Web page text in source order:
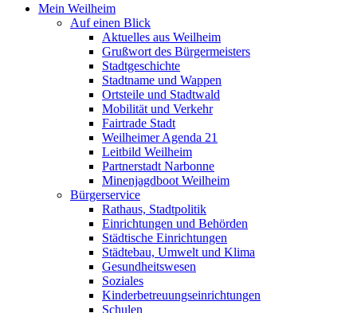
Mein Weilheim
Auf einen Blick
Aktuelles aus Weilheim
Grußwort des Bürgermeisters
Stadtgeschichte
Stadtname und Wappen
Ortsteile und Stadtwald
Mobilität und Verkehr
Fairtrade Stadt
Weilheimer Agenda 21
Leitbild Weilheim
Partnerstadt Narbonne
Minenjagdboot Weilheim
Bürgerservice
Rathaus, Stadtpolitik
Einrichtungen und Behörden
Städtische Einrichtungen
Städtebau, Umwelt und Klima
Gesundheitswesen
Soziales
Kinderbetreuungseinrichtungen
Schulen